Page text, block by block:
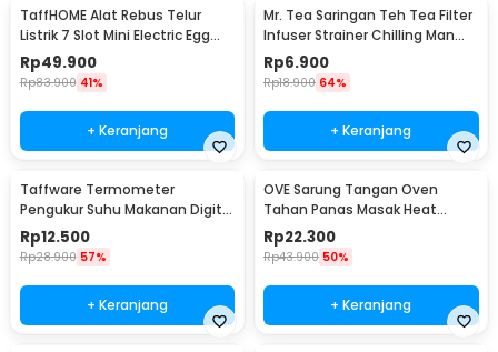
TaffHOME Alat Rebus Telur
Listrik 7 Slot Mini Electric Egg
Cooker 350W - YS-203
Rp49.900
Rp83.900 41%
+ Keranjang
Mr. Tea Saringan Teh Tea Filter
Infuser Strainer Chilling Man
Silicon - MR03
Rp6.900
Rp18.900 64%
+ Keranjang
Taffware Termometer
Pengukur Suhu Makanan Digital
Daging Kopi Susu - TP101
Rp12.500
Rp28.900 57%
+ Keranjang
OVE Sarung Tangan Oven
Tahan Panas Masak Heat
Resistant Gloves - 540F
Rp22.300
Rp43.900 50%
+ Keranjang